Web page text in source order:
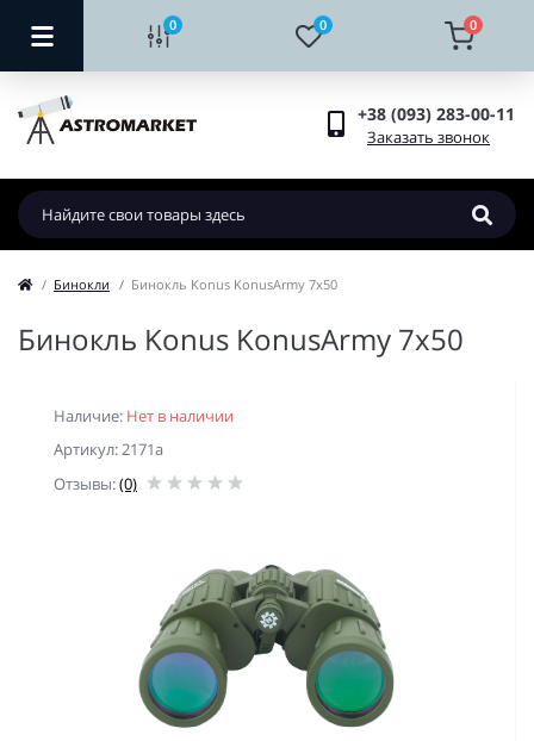
0 0 0
+38 (093) 283-00-11
Заказать звонок
Бинокли Бинокль Konus KonusArmy 7x50
Бинокль Konus KonusArmy 7x50
Наличие: Нет в наличии
Артикул: 2171a
Отзывы:(0)